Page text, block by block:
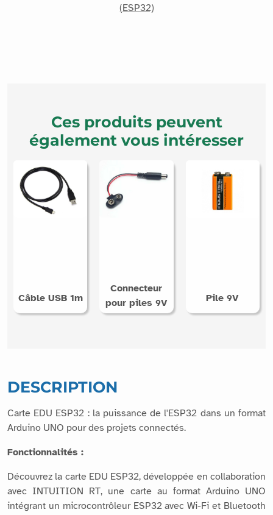
(ESP32)
Ces produits peuvent
également vous intéresser
Câble USB 1m
Connecteur
pour piles 9V
Pile 9V
DESCRIPTION
Carte EDU ESP32 : la puissance de l'ESP32 dans un format
Arduino UNO pour des projets connectés.
Fonctionnalités :
Découvrez la carte EDU ESP32, développée en collaboration
avec INTUITION RT, une carte au format Arduino UNO
intégrant un microcontrôleur ESP32 avec Wi-Fi et Bluetooth